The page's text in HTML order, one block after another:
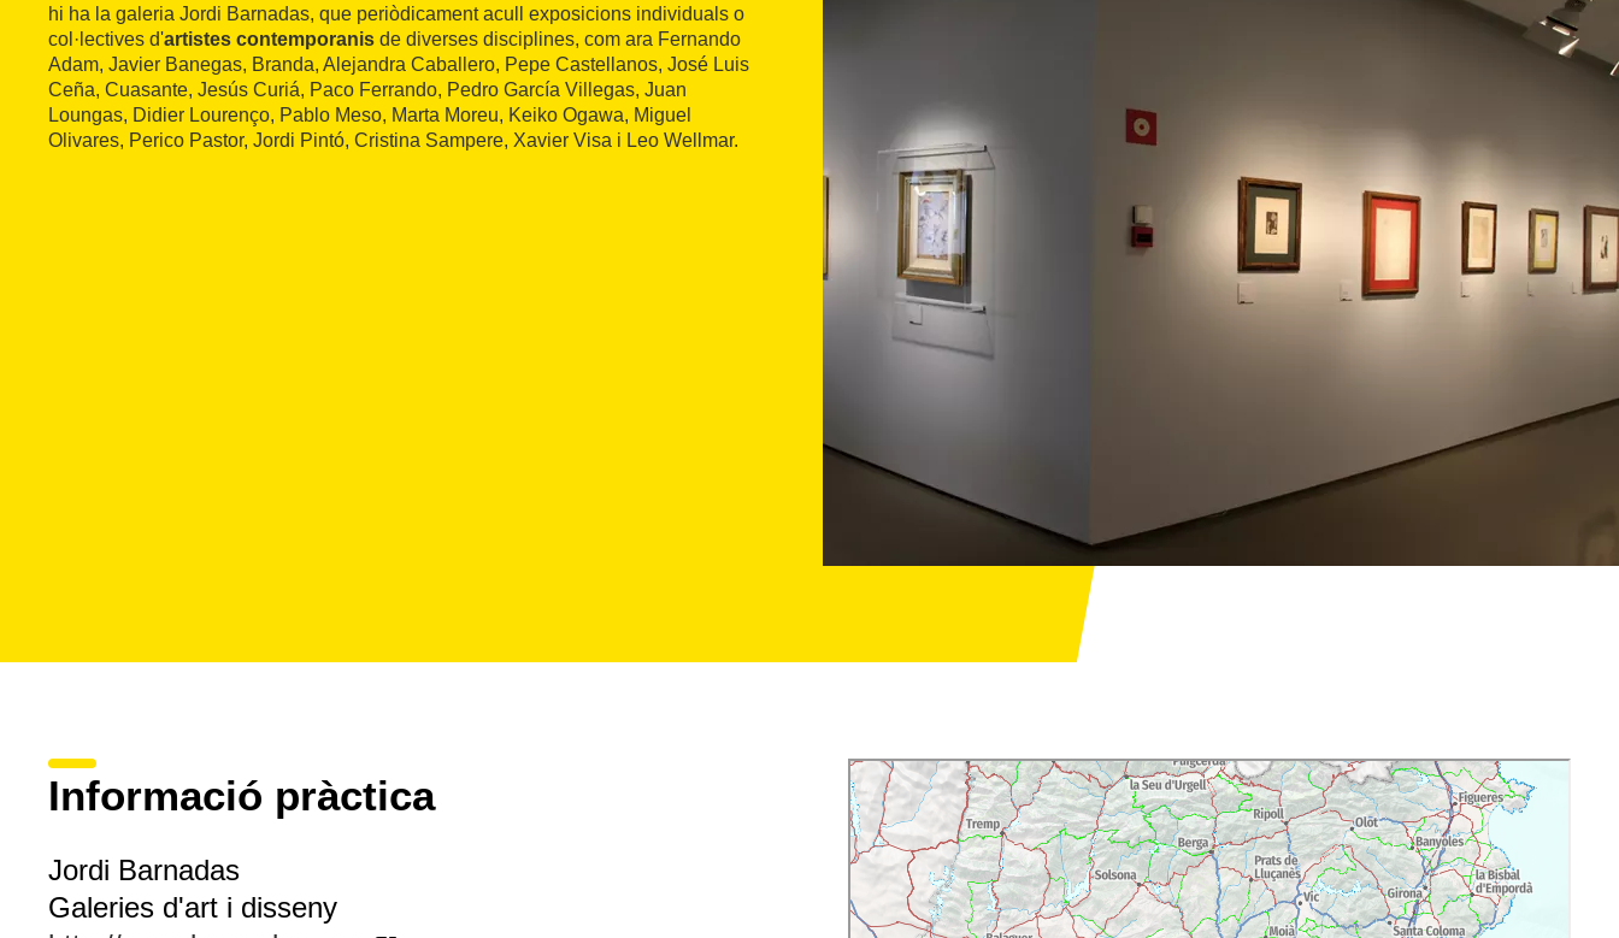
hi ha la galeria Jordi Barnadas, que periòdicament acull exposicions individuals o
col·lectives d'artistes contemporanis de diverses disciplines, com ara Fernando
Adam, Javier Banegas, Branda, Alejandra Caballero, Pepe Castellanos, José Luis
Ceña, Cuasante, Jesús Curiá, Paco Ferrando, Pedro García Villegas, Juan
Loungas, Didier Lourenço, Pablo Meso, Marta Moreu, Keiko Ogawa, Miguel
Olivares, Perico Pastor, Jordi Pintó, Cristina Sampere, Xavier Visa i Leo Wellmar.
Informació pràctica
Jordi Barnadas
Galeries d'art i disseny